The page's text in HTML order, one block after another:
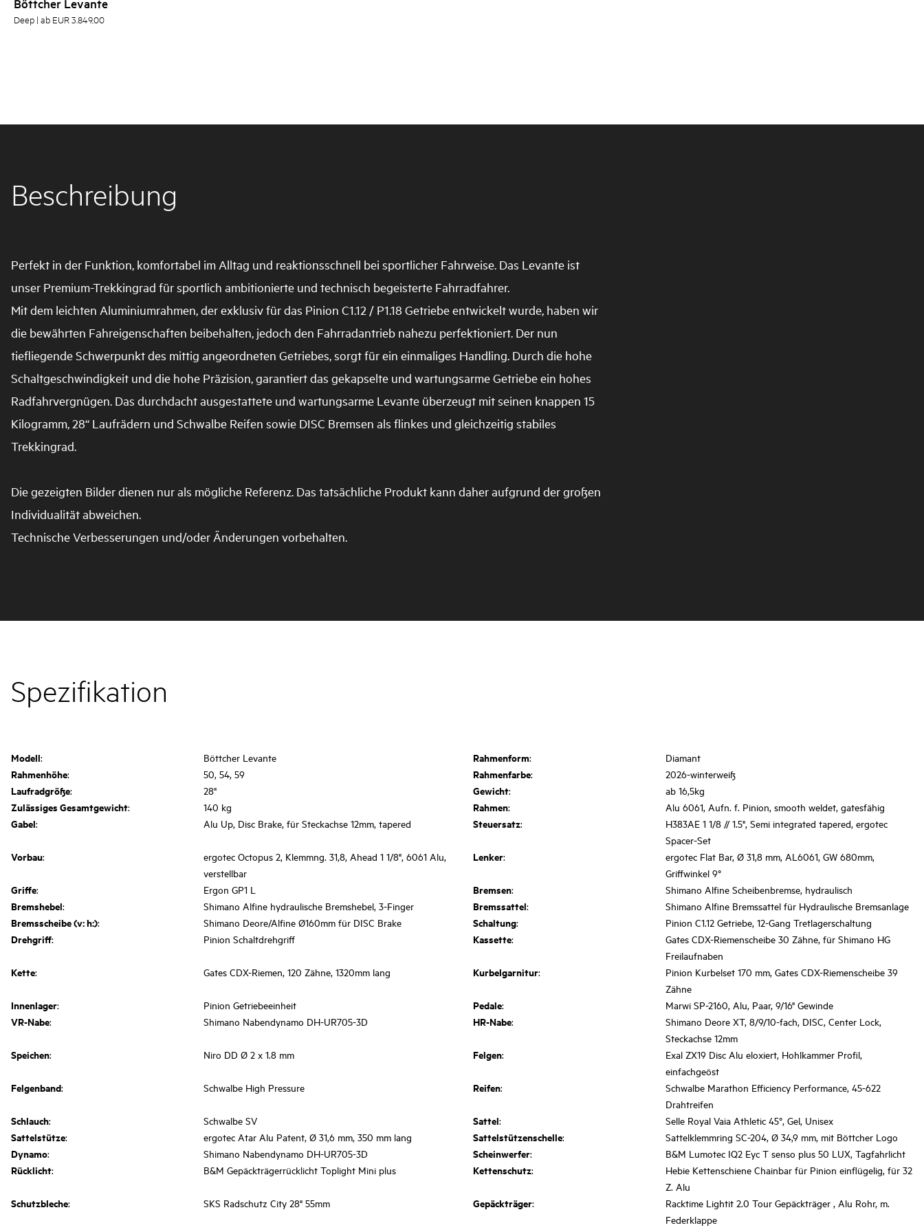
Deep | ab EUR 3.849,00
Beschreibung
Perfekt in der Funktion, komfortabel im Alltag und reaktionsschnell bei sportlicher Fahrweise. Das Levante ist
unser Premium-Trekkingrad für sportlich ambitionierte und technisch begeisterte Fahrradfahrer.
Mit dem leichten Aluminiumrahmen, der exklusiv für das Pinion C1.12 / P1.18 Getriebe entwickelt wurde, haben wir
die bewährten Fahreigenschaften beibehalten, jedoch den Fahrradantrieb nahezu perfektioniert. Der nun
tiefliegende Schwerpunkt des mittig angeordneten Getriebes, sorgt für ein einmaliges Handling. Durch die hohe
Schaltgeschwindigkeit und die hohe Präzision, garantiert das gekapselte und wartungsarme Getriebe ein hohes
Radfahrvergnügen. Das durchdacht ausgestattete und wartungsarme Levante überzeugt mit seinen knappen 15
Kilogramm, 28“ Laufrädern und Schwalbe Reifen sowie DISC Bremsen als flinkes und gleichzeitig stabiles
Trekkingrad.
Die gezeigten Bilder dienen nur als mögliche Referenz. Das tatsächliche Produkt kann daher aufgrund der großen
Individualität abweichen.
Technische Verbesserungen und/oder Änderungen vorbehalten.
Spezifikation
Modell: Böttcher Levante Rahmenform: Diamant
Rahmenhöhe: 50, 54, 59 Rahmenfarbe: 2026-winterweiß
Laufradgröße: 28" Gewicht: ab 16,5kg
Zulässiges Gesamtgewicht: 140 kg Rahmen: Alu 6061, Aufn. f. Pinion, smooth weldet, gatesfähig
Gabel: Alu Up, Disc Brake, für Steckachse 12mm, tapered Steuersatz:
H383AE 1 1/8 // 1.5", Semi integrated tapered, ergotec
Spacer-Set
Vorbau:
ergotec Octopus 2, Klemmng. 31,8, Ahead 1 1/8", 6061 Alu,
verstellbar
Lenker:
ergotec Flat Bar, Ø 31,8 mm, AL6061, GW 680mm,
Griffwinkel 9°
Griffe: Ergon GP1 L Bremsen: Shimano Alfine Scheibenbremse, hydraulisch
Bremshebel: Shimano Alfine hydraulische Bremshebel, 3-Finger Bremssattel: Shimano Alfine Bremssattel für Hydraulische Bremsanlage
Bremsscheibe (v: h:): Shimano Deore/Alfine Ø160mm für DISC Brake Schaltung: Pinion C1.12 Getriebe, 12-Gang Tretlagerschaltung
Drehgriff: Pinion Schaltdrehgriff Kassette:
Gates CDX-Riemenscheibe 30 Zähne, für Shimano HG
Freilaufnaben
Kette: Gates CDX-Riemen, 120 Zähne, 1320mm lang Kurbelgarnitur:
Pinion Kurbelset 170 mm, Gates CDX-Riemenscheibe 39
Zähne
Innenlager: Pinion Getriebeeinheit Pedale: Marwi SP-2160, Alu, Paar, 9/16" Gewinde
VR-Nabe: Shimano Nabendynamo DH-UR705-3D HR-Nabe:
Shimano Deore XT, 8/9/10-fach, DISC, Center Lock,
Steckachse 12mm
Speichen: Niro DD Ø 2 x 1.8 mm Felgen:
Exal ZX19 Disc Alu eloxiert, Hohlkammer Profil,
einfachgeöst
Felgenband: Schwalbe High Pressure Reifen:
Schwalbe Marathon Efficiency Performance, 45-622
Drahtreifen
Schlauch: Schwalbe SV Sattel: Selle Royal Vaia Athletic 45°, Gel, Unisex
Sattelstütze: ergotec Atar Alu Patent, Ø 31,6 mm, 350 mm lang Sattelstützenschelle: Sattelklemmring SC-204, Ø 34,9 mm, mit Böttcher Logo
Dynamo: Shimano Nabendynamo DH-UR705-3D Scheinwerfer: B&M Lumotec IQ2 Eyc T senso plus 50 LUX, Tagfahrlicht
Rücklicht: B&M Gepäckträgerrücklicht Toplight Mini plus Kettenschutz:
Hebie Kettenschiene Chainbar für Pinion einflügelig, für 32
Z. Alu
Schutzbleche: SKS Radschutz City 28" 55mm Gepäckträger:
Racktime Lightit 2.0 Tour Gepäckträger , Alu Rohr, m.
Federklappe